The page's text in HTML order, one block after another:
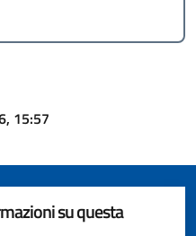
15:57
su questa